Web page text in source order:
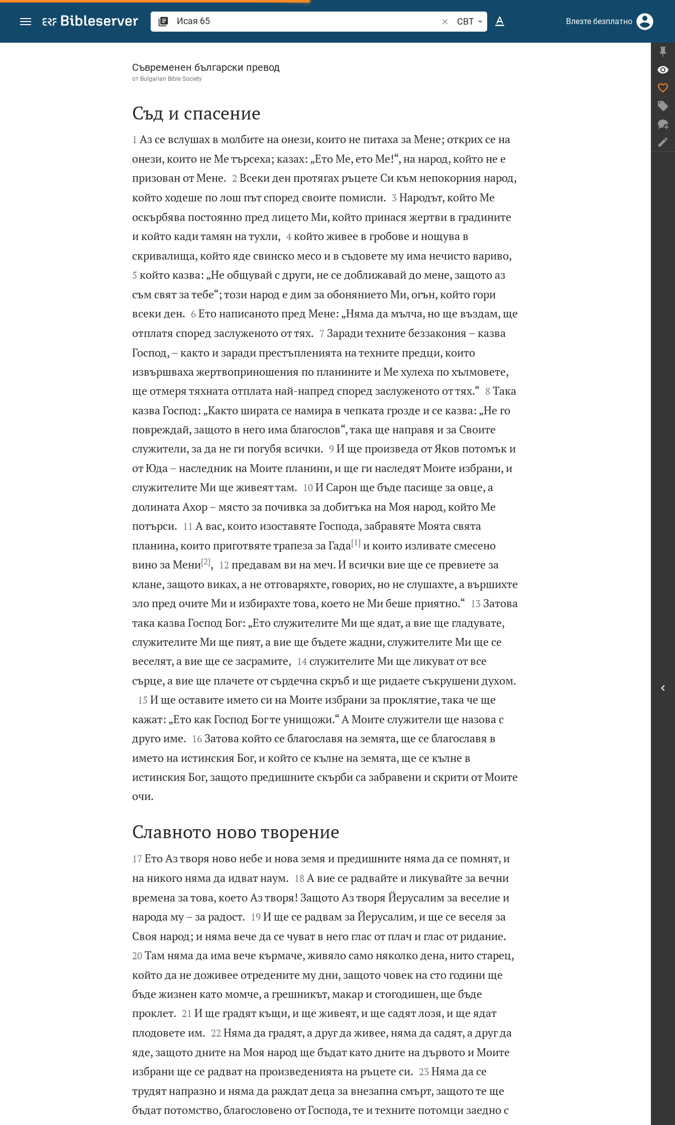
Преминете към съдържанието
Търсете стих или дума в Библията
CBT Влезте безплатно
Исая 65
Съвременен български превод
от Bulgarian Bible Society

Съд и спасение

1 Аз се вслушах в молбите на онези, които не питаха за Мене; открих се на
онези, които не Ме търсеха; казах: „Ето Ме, ето Ме!“, на народ, който не е
призован от Мене.
2 Всеки ден протягах ръцете Си към непокорния народ,
който ходеше по лош път според своите помисли.
3 Народът, който Ме
оскърбява постоянно пред лицето Ми, който принася жертви в градините
и който кади тамян на тухли,
4 който живее в гробове и нощува в
скривалища, който яде свинско месо и в съдовете му има нечисто вариво,
5 който казва: „Не общувай с други, не се доближавай до мене, защото аз
съм свят за тебе“; този народ е дим за обонянието Ми, огън, който гори
всеки ден.
6 Ето написаното пред Мене: „Няма да мълча, но ще въздам, ще
отплатя според заслуженото от тях.
7 Заради техните беззакония – казва
Господ, – както и заради престъпленията на техните предци, които
извършваха жертвоприношения по планините и Ме хулеха по хълмовете,
ще отмеря тяхната отплата най-напред според заслуженото от тях.“
8 Така
казва Господ: „Както ширата се намира в чепката грозде и се казва: „Не го
повреждай, защото в него има благослов“, така ще направя и за Своите
служители, за да не ги погубя всички.
9 И ще произведа от Яков потомък и
от Юда – наследник на Моите планини, и ще ги наследят Моите избрани, и
служителите Ми ще живеят там.
10 И Сарон ще бъде пасище за овце, а
долината Ахор – място за почивка за добитъка на Моя народ, който Ме
потърси.
11 А вас, които изоставяте Господа, забравяте Моята свята
планина, които приготвяте трапеза за Гада[1] и които изливате смесено
вино за Мени[2],
12 предавам ви на меч. И всички вие ще се превиете за
клане, защото виках, а не отговаряхте, говорих, но не слушахте, а вършихте
зло пред очите Ми и избирахте това, което не Ми беше приятно.“
13 Затова
така казва Господ Бог: „Ето служителите Ми ще ядат, а вие ще гладувате,
служителите Ми ще пият, а вие ще бъдете жадни, служителите Ми ще се
веселят, а вие ще се засрамите,
14 служителите Ми ще ликуват от все
сърце, а вие ще плачете от сърдечна скръб и ще ридаете съкрушени духом.

15 И ще оставите името си на Моите избрани за проклятие, така че ще
кажат: „Ето как Господ Бог те унищожи.“ А Моите служители ще назова с
друго име.
16 Затова който се благославя на земята, ще се благославя в
името на истинския Бог, и който се кълне на земята, ще се кълне в
истинския Бог, защото предишните скърби са забравени и скрити от Моите
очи.

Славното ново творение

17 Ето Аз творя ново небе и нова земя и предишните няма да се помнят, и
на никого няма да идват наум.
18 А вие се радвайте и ликувайте за вечни
времена за това, което Аз творя! Защото Аз творя Йерусалим за веселие и
народа му – за радост.
19 И ще се радвам за Йерусалим, и ще се веселя за
Своя народ; и няма вече да се чуват в него глас от плач и глас от ридание.
20 Там няма да има вече кърмаче, живяло само няколко дена, нито старец,
който да не доживее отредените му дни, защото човек на сто години ще
бъде жизнен като момче, а грешникът, макар и стогодишен, ще бъде
проклет.
21 И ще градят къщи, и ще живеят, и ще садят лозя, и ще ядат
плодовете им.
22 Няма да градят, а друг да живее, няма да садят, а друг да
яде, защото дните на Моя народ ще бъдат като дните на дървото и Моите
избрани ще се радват на произведенията на ръцете си.
23 Няма да се
трудят напразно и няма да раждат деца за внезапна смърт, защото те ще
бъдат потомство, благословено от Господа, те и техните потомци заедно с